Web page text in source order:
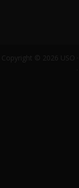
Copyright © 2026 USO ·